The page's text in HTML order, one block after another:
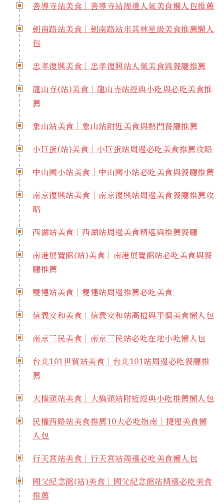
善導寺站美食｜善導寺站周邊人氣美食懶人包推薦
劍南路站美食｜劍南路站米其林星級美食推薦懶人
包
忠孝復興美食｜忠孝復興站人氣美食與餐廳推薦
龍山寺(站)美食｜龍山寺站經典小吃與必吃美食推
薦
象山站美食｜象山站附近美食與熱門餐廳推薦
小巨蛋(站)美食｜小巨蛋站周邊必吃美食推薦攻略
中山國小站美食｜中山國小站必吃美食與餐廳推薦
南京復興站美食｜南京復興站周邊美食餐廳推薦攻
略
西湖站美食｜西湖站周邊美食精選與推薦餐廳
南港展覽館(站)美食｜南港展覽館站必吃美食與餐
廳推薦
雙連站美食｜雙連站周邊推薦必吃美食
信義安和美食｜信義安和站高檔與平價美食懶人包
南京三民美食｜南京三民站必吃在地小吃懶人包
台北101世貿站美食｜台北101站周邊必吃餐廳推
薦
大橋頭站美食｜大橋頭站附近經典小吃推薦懶人包
民權西路站美食推薦10大必吃指南｜捷運美食懶
人包
行天宮站美食｜行天宮站周邊必吃美食懶人包
國父紀念館(站)美食｜國父紀念館站精選必吃美食
推薦